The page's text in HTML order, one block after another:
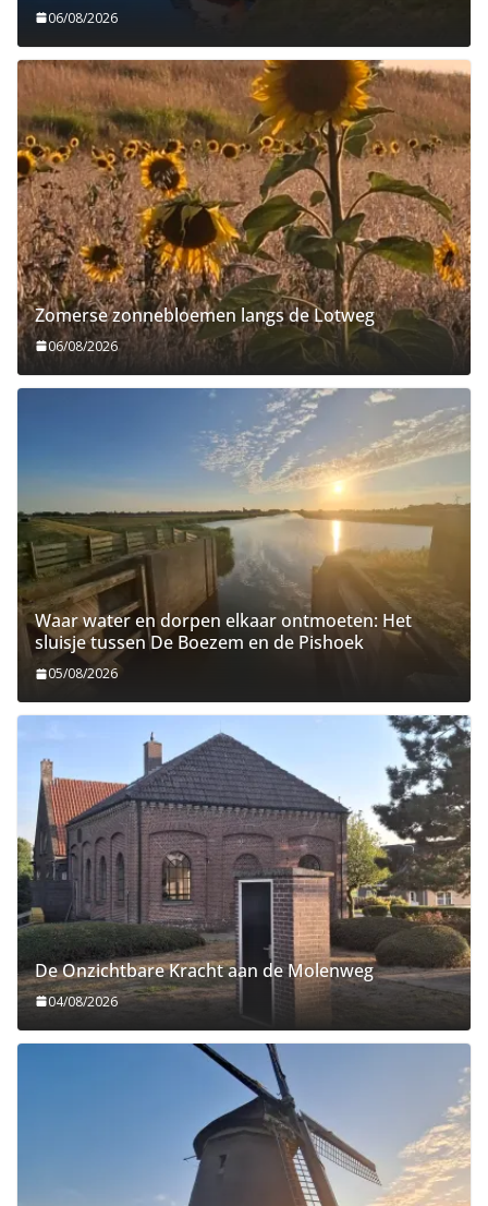
06/08/2026
Zomerse zonnebloemen langs de Lotweg
06/08/2026
Waar water en dorpen elkaar ontmoeten: Het
sluisje tussen De Boezem en de Pishoek
05/08/2026
De Onzichtbare Kracht aan de Molenweg
04/08/2026